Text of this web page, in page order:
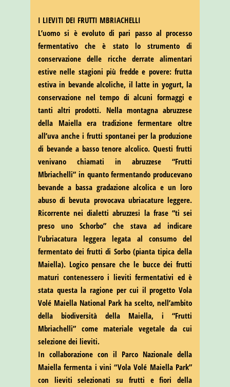
I LIEVITI DEI FRUTTI MBRIACHELLI
L’uomo si è evoluto di pari passo al processo
fermentativo che è stato lo strumento di
conservazione delle ricche derrate alimentari
estive nelle stagioni più fredde e povere: frutta
estiva in bevande alcoliche, il latte in yogurt, la
conservazione nel tempo di alcuni formaggi e
tanti altri prodotti. Nella montagna abruzzese
della Maiella era tradizione fermentare oltre
all’uva anche i frutti spontanei per la produzione
di bevande a basso tenore alcolico. Questi frutti
venivano chiamati in abruzzese “Frutti
Mbriachelli” in quanto fermentando producevano
bevande a bassa gradazione alcolica e un loro
abuso di bevuta provocava ubriacature leggere.
Ricorrente nei dialetti abruzzesi la frase “ti sei
preso uno Schorbo” che stava ad indicare
l’ubriacatura leggera legata al consumo del
fermentato dei frutti di Sorbo (pianta tipica della
Maiella). Logico pensare che le bucce dei frutti
maturi contenessero i lieviti fermentativi ed è
stata questa la ragione per cui il progetto Vola
Volé Maiella National Park ha scelto, nell’ambito
della biodiversità della Maiella, i “Frutti
Mbriachelli” come materiale vegetale da cui
selezione dei lieviti.
In collaborazione con il Parco Nazionale della
Maiella fermenta i vini “Vola Volé Maiella Park”
con lieviti selezionati su frutti e fiori della